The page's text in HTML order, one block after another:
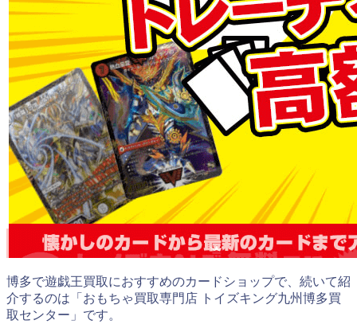
博多で遊戯王買取におすすめのカードショップで、続いて紹
介するのは「おもちゃ買取専門店 トイズキング九州博多買
取センター」です。